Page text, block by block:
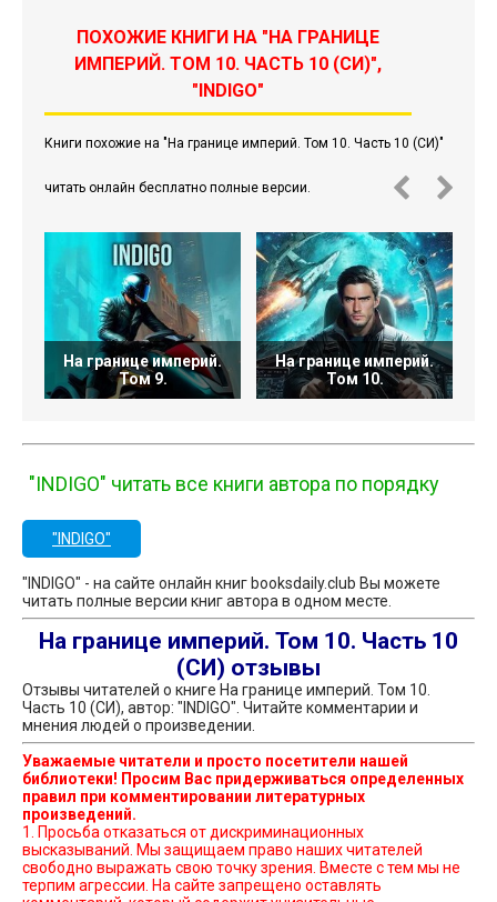
ПОХОЖИЕ КНИГИ НА "НА ГРАНИЦЕ
ИМПЕРИЙ. ТОМ 10. ЧАСТЬ 10 (СИ)",
"INDIGO"
Книги похожие на "На границе империй. Том 10. Часть 10 (СИ)"
читать онлайн бесплатно полные версии.
На границе империй.
Том 9.
На границе империй.
Том 10.
"INDIGO" читать все книги автора по порядку
"INDIGO"
"INDIGO" - на сайте онлайн книг booksdaily.club Вы можете
читать полные версии книг автора в одном месте.
На границе империй. Том 10. Часть 10
(СИ) отзывы
Отзывы читателей о книге На границе империй. Том 10.
Часть 10 (СИ), автор: "INDIGO". Читайте комментарии и
мнения людей о произведении.
Уважаемые читатели и просто посетители нашей
библиотеки! Просим Вас придерживаться определенных
правил при комментировании литературных
произведений.
1. Просьба отказаться от дискриминационных
высказываний. Мы защищаем право наших читателей
свободно выражать свою точку зрения. Вместе с тем мы не
терпим агрессии. На сайте запрещено оставлять